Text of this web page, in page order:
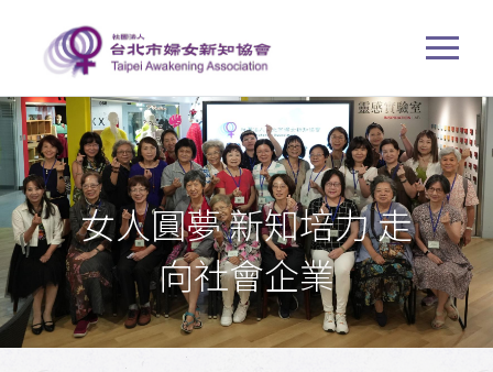
女人圓夢 新知培力 走
向社會企業